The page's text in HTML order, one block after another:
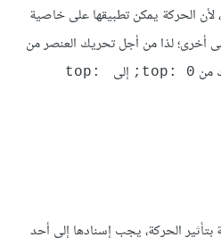
لأن الحركة يمكن تطبيقها على خاصية
لذا من أجل تحريك العنصر من
من top: 0; إلى
top:
الحركة، يجب إسنادها إلى أحد